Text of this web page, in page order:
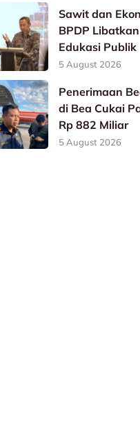
Sawit dan
BPDP
Edukasi Publik
5 August 2026
Penerimaan
di Bea Cukai
Rp 882 Miliar
5 August 2026